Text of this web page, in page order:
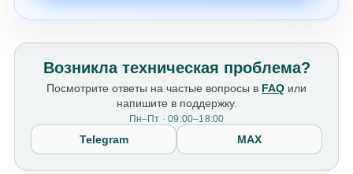
Возникла техническая проблема?
Посмотрите ответы на частые вопросы в FAQ или
напишите в поддержку.
Пн–Пт · 09:00–18:00
Telegram MAX